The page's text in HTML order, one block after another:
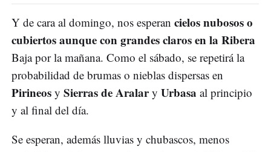
Y de cara al domingo, nos esperan cielos nubosos o
cubiertos aunque con grandes claros en la Ribera
Baja por la mañana. Como el sábado, se repetirá la
probabilidad de brumas o nieblas dispersas en
Pirineos y Sierras de Aralary Urbasa al principio
y al final del día.
Se esperan, además lluvias y chubascos, menos